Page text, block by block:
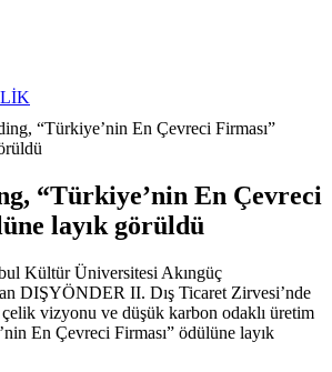
“Türkiye’nin En Çevreci Firması”
“Türkiye’nin En Çevreci
layık görüldü
Kültür Üniversitesi Akıngüç
DIŞYÖNDER II. Dış Ticaret Zirvesi’nde
vizyonu ve düşük karbon odaklı üretim
En Çevreci Firması” ödülüne layık